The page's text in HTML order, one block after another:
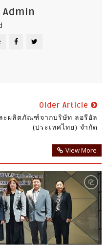
Older Article
ะผลิตภัณฑ์จากบริษัท ลอรีอัล
(ประเทศไทย) จำกัด
View More